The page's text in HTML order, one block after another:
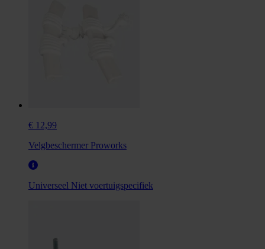
€ 12,99
Velgbeschermer Proworks
Universeel Niet voertuigspecifiek